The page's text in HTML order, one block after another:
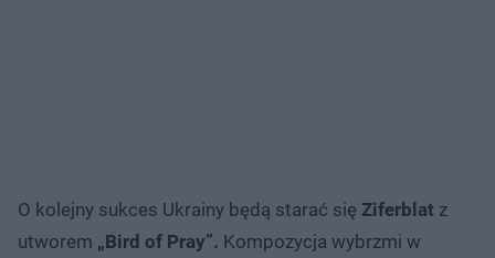
O kolejny sukces Ukrainy będą starać się Ziferblat z
utworem „Bird of Pray”. Kompozycja wybrzmi w